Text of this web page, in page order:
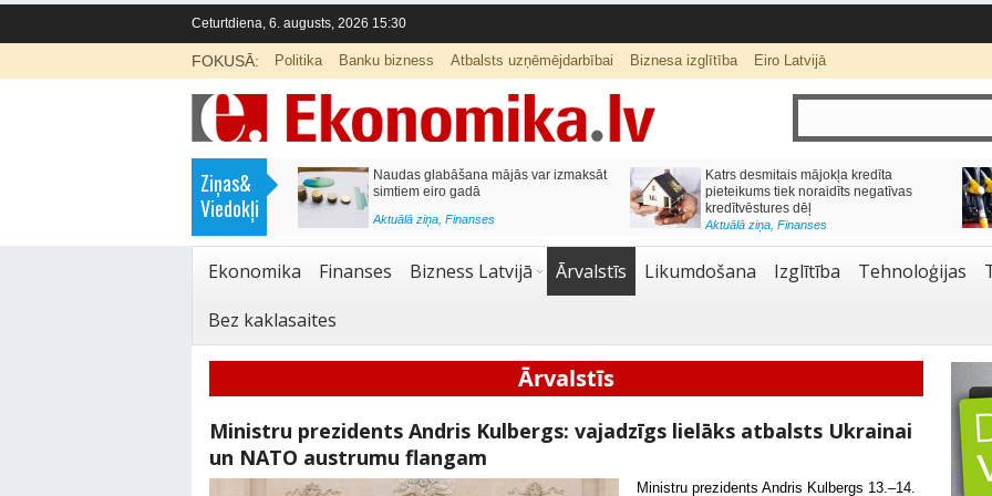
Ceturtdiena, 6. augusts, 2026 15:30
FOKUSĀ: Politika Banku bizness Atbalsts uzņēmējdarbībai Biznesa izglītība Eiro Latvijā
Ziņas&
Viedokļi
Septiņos mēnešos Vivi vilcienos
pārvadāti 12 miljoni pasažieru; jūlijā
Tirdzniecība
Naudas glabāšana mājās var izmaksāt
simtiem eiro gadā
Aktuālā ziņa,Finanses
Katrs desmitais mājokļa kredīta
pieteikums tiek noraidīts negatīvas
kredītvēstures dēļ
Aktuālā ziņa,Finanses
Ekonomika Finanses Bizness Latvijā Ārvalstīs Likumdošana Izglītība Tehnoloģijas
Bez kaklasaites
Ārvalstīs
Ministru prezidents Andris Kulbergs: vajadzīgs lielāks atbalsts Ukrainai
un NATO austrumu flangam
Ministru prezidents Andris Kulbergs 13.–14.